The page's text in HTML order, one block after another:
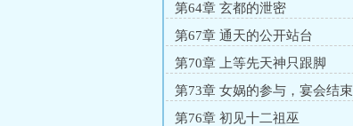
第64章 玄都的泄密
第67章 通天的公开站台
第70章 上等先天神只跟脚
第73章 女娲的参与，宴会结束
第76章 初见十二祖巫